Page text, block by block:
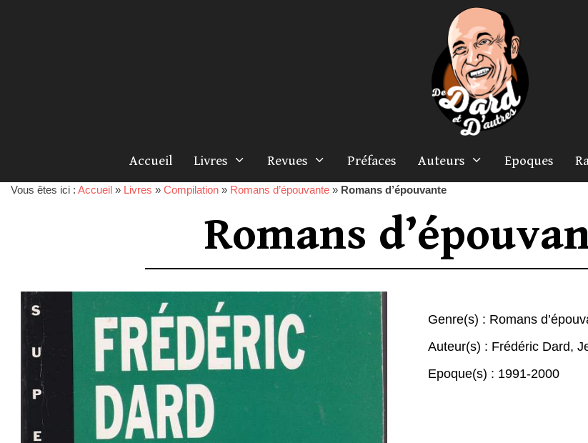
Accueil Livres Revues Préfaces Auteurs Epoques
Vous êtes ici : Accueil » Livres » Compilation » Romans d’épouvante » Romans d’épouvante
Romans
Genre(s) : Romans
Auteur(s) : Frédéric Dard,
Epoque(s) : 1991-2000